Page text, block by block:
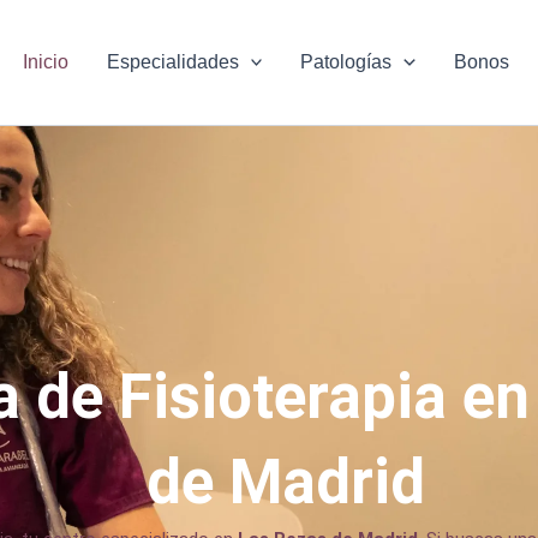
Inicio Especialidades Patologías Bonos
de Fisioterapia
de Madrid